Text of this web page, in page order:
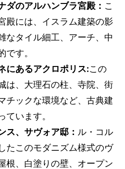
ダのアルハンブラ宮殿： こ
殿には、イスラム建築の影
なタイル細工、アーチ、中
です。
にあるアクロポリス:この
は、大理石の柱、寺院、街
チックな環境など、古典建
ています。
ス、サヴォア邸： ル・コル
たこのモダニズム様式のヴ
根、白塗りの壁、オープン